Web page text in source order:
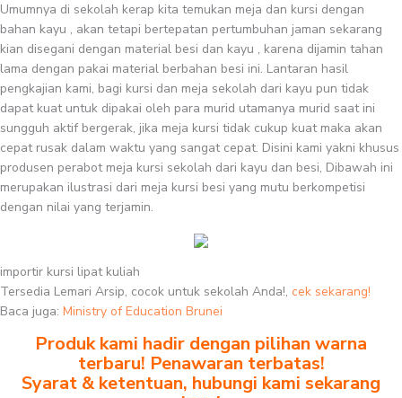
Umumnya di sekolah kerap kita temukan meja dan kursi dengan
bahan kayu , akan tetapi bertepatan pertumbuhan jaman sekarang
kian disegani dengan material besi dan kayu , karena dijamin tahan
lama dengan pakai material berbahan besi ini. Lantaran hasil
pengkajian kami, bagi kursi dan meja sekolah dari kayu pun tidak
dapat kuat untuk dipakai oleh para murid utamanya murid saat ini
sungguh aktif bergerak, jika meja kursi tidak cukup kuat maka akan
cepat rusak dalam waktu yang sangat cepat. Disini kami yakni khusus
produsen perabot meja kursi sekolah dari kayu dan besi, Dibawah ini
merupakan ilustrasi dari meja kursi besi yang mutu berkompetisi
dengan nilai yang terjamin.
importir kursi lipat kuliah
Tersedia Lemari Arsip, cocok untuk sekolah Anda!, cek sekarang!
Baca juga: Ministry of Education Brunei
Produk kami hadir dengan pilihan warna
terbaru! Penawaran terbatas!
Syarat & ketentuan, hubungi kami sekarang